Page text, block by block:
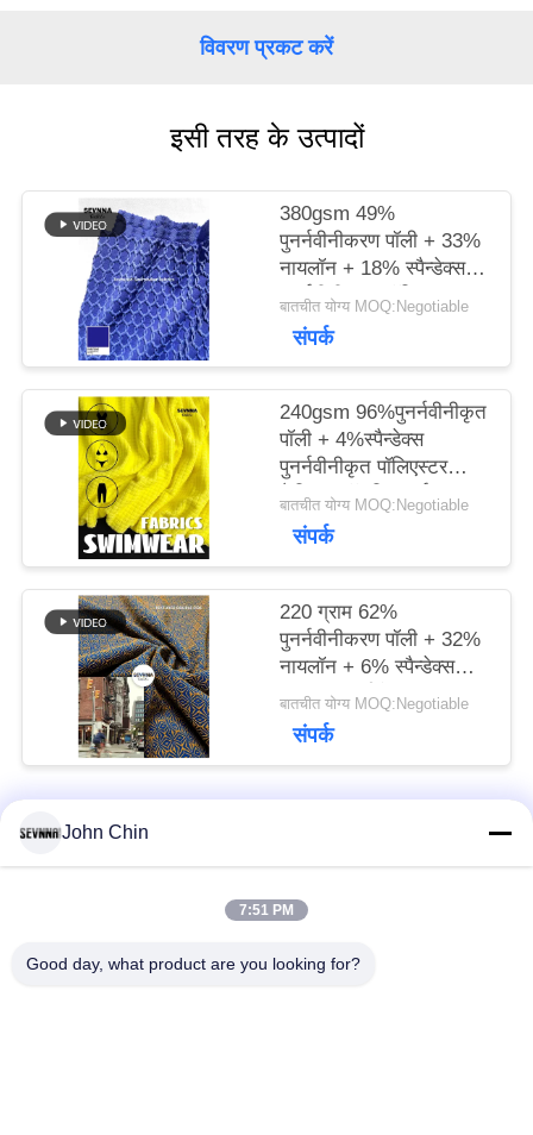
साइटमैप
PRIVACY
POLICY
विवरण प्रकट करें
इसी तरह के उत्पादों
380gsm 49%
पुनर्नवीनीकरण पॉली + 33%
नायलॉन + 18% स्पैन्डेक्स
पुनर्नवीनीकरण पॉलिएस्टर
फैब्रिक फॉर निट सर्कुलर
बातचीत योग्य MOQ:Negotiable
संपर्क
240gsm 96%पुनर्नवीनीकृत
पॉली + 4%स्पैन्डेक्स
पुनर्नवीनीकृत पॉलिएस्टर
फैब्रिक फॉर निट सर्कुलर
बातचीत योग्य MOQ:Negotiable
संपर्क
220 ग्राम 62%
पुनर्नवीनीकरण पॉली + 32%
नायलॉन + 6% स्पैन्डेक्स
परिपत्र बुनाई के लिए
पुनर्नवीनीकरण पॉलिएस्टर
कपड़े
बातचीत योग्य MOQ:Negotiable
संपर्क
लोकप्रिय श्रेणियां सभी
कपड़े
कपड़े
John Chin
7:51 PM
Good day, what product are you looking for?